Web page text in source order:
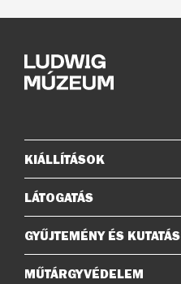
Oldaltérkép
KIÁLLÍTÁSOK
LÁTOGATÁS
GYŰJTEMÉNY ÉS KUTATÁS
MŰTÁRGYVÉDELEM